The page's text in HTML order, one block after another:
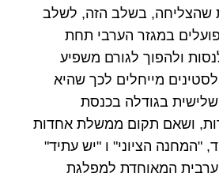
שהצליחה, בשלב הזה, לשלב
במגזר הערבי תחת
ולהפוך לגורם משפיע
מייחלים לכך שהיא
בגודלה בכנסת
ושאם תקום ממשלת אחדות
"המחנה הציוני" ו "יש עתיד"
המאוחדת למפלגת